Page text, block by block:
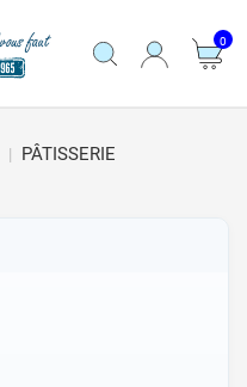
0
PÂTISSERIE